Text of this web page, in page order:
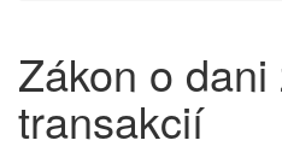
Zákon o
transakcií